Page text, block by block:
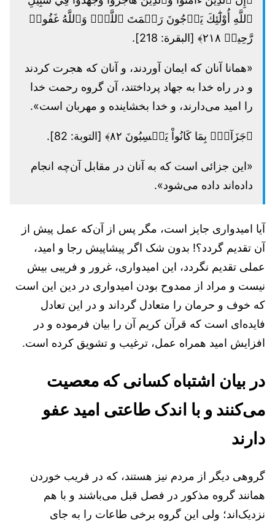
ٱللَّهِ أُوْلَٰٓئِكَ يَرۡجُونَ رَحۡمَتَ ٱللَّهِۚ وَٱللَّهُ غَفُورٞ
رَّحِيمٞ ٢١٨﴾ [البقرة: 218].
«همانا آنان که ایمان آوردند، و آنان که هجرت کردند
و در راه خدا به جهاد پرداختند، آن گروه رحمت خدا
را امید می‌دارند، و خدا بخشاینده و مهربان است».
﴿جَزَآءَۢ بِمَا كَانُواْ يَكۡسِبُونَ ٨٢﴾ [التوبة: 82].
«این جزائی است که به آنان در مقابل آن‌چه انجام
داده‌اند داده می‌شود».
آیا امیدواری جایز است، مگر پس از آن‌که عمل پیش از
آن تقدیم گردد؟! بدون شک اگر پیشاپیش رجا و امید،
عملی تقدیم نگردد، این امیدواری، غرور و فریبی بیش
نیست و مراد از ممدوح بودن امیدواری در دین این است
که خوف و حرمان را متعادل گرداند و در این تعادل
فایده‌ای است که قرآن کریم آن را بیان فرموده و در
افزایش امید همراه عمل، ترغیب و تشویق کرده است.
در بیان اشتباه کسانی که معصیت
می‌کنند و با اندک طاعتی امید عفو
دارند
گروهی دیگر از مردم نیز هستند، که در فریب خوردن
همانند گروه مذکور در فصل قبل می‌باشند و با هم
نزدیک‌اند؛ ولی این گروه برخی طاعات را به جای